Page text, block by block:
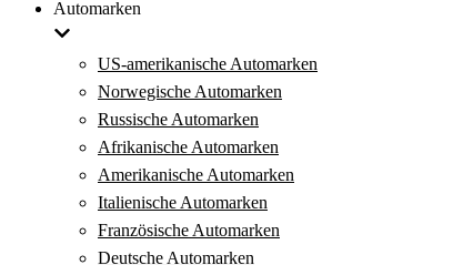
Automarken
US-amerikanische Automarken
Norwegische Automarken
Russische Automarken
Afrikanische Automarken
Amerikanische Automarken
Italienische Automarken
Französische Automarken
Deutsche Automarken